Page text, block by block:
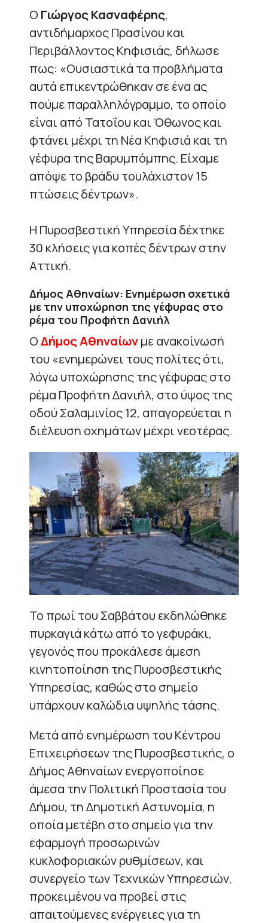
Ο Γιώργος Κασναφέρης,
αντιδήμαρχος Πρασίνου και
Περιβάλλοντος Κηφισιάς, δήλωσε
πως: «Ουσιαστικά τα προβλήματα
αυτά επικεντρώθηκαν σε ένα ας
πούμε παραλληλόγραμμο, το οποίο
είναι από Τατοΐου και Όθωνος και
φτάνει μέχρι τη Νέα Κηφισιά και τη
γέφυρα της Βαρυμπόμπης. Είχαμε
απόψε το βράδυ τουλάχιστον 15
πτώσεις δέντρων».
Η Πυροσβεστική Υπηρεσία δέχτηκε
30 κλήσεις για κοπές δέντρων στην
Αττική.
Δήμος Αθηναίων: Ενημέρωση σχετικά
με την υποχώρηση της γέφυρας στο
ρέμα του Προφήτη Δανιήλ
ΟΔήμος Αθηναίωνμε ανακοίνωσή
του «ενημερώνει τους πολίτες ότι,
λόγω υποχώρησης της γέφυρας στο
ρέμα Προφήτη Δανιήλ, στο ύψος της
οδού Σαλαμινίος 12, απαγορεύεται η
διέλευση οχημάτων μέχρι νεοτέρας.
Το πρωί του Σαββάτου εκδηλώθηκε
πυρκαγιά κάτω από το γεφυράκι,
γεγονός που προκάλεσε άμεση
κινητοποίηση της Πυροσβεστικής
Υπηρεσίας, καθώς στο σημείο
υπάρχουν καλώδια υψηλής τάσης.
Μετά από ενημέρωση του Κέντρου
Επιχειρήσεων της Πυροσβεστικής, ο
Δήμος Αθηναίων ενεργοποίησε
άμεσα την Πολιτική Προστασία του
Δήμου, τη Δημοτική Αστυνομία, η
οποία μετέβη στο σημείο για την
εφαρμογή προσωρινών
κυκλοφοριακών ρυθμίσεων, και
συνεργείο των Τεχνικών Υπηρεσιών,
προκειμένου να προβεί στις
απαιτούμενες ενέργειες για τη